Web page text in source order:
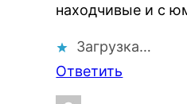
находчивые и с
Загрузка…
Ответить